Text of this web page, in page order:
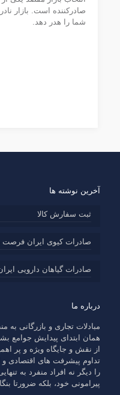
صادرکننده است. بازار
شما را هدر دهد.
آخرین نوشته ها
ثبت سفارش کالا
صادرات کیوی ایران فرصت
صادرات گیاهان دارویی
درباره ما
مبادلات تجاری و بازرگانی به
همان ابتدای پیدایش جوامع
از نقش و جایگاه ویژه و پر
تداوم پیشرفت های اقتصادی
را دیگر نه افراد منفرد به
پیرامونی خود، بلکه ضرورتا